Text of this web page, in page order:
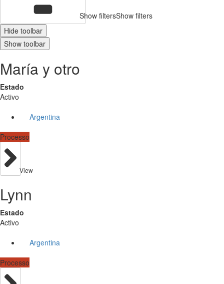
Show filtersShow filters
Hide toolbar
Show toolbar
María y otro
Estado
Activo
Argentina
Processo
View
Lynn
Estado
Activo
Argentina
Processo